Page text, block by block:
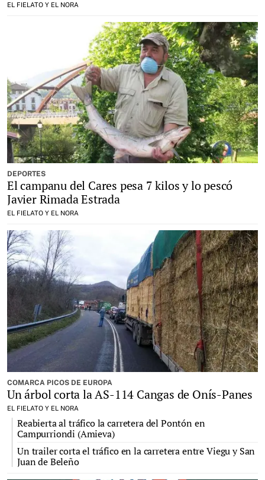
EL FIELATO Y EL NORA
DEPORTES
El campanu del Cares pesa 7 kilos y lo pescó
Javier Rimada Estrada
EL FIELATO Y EL NORA
COMARCA PICOS DE EUROPA
Un árbol corta la AS-114 Cangas de Onís-Panes
EL FIELATO Y EL NORA
Reabierta al tráfico la carretera del Pontón en
Campurriondi (Amieva)
Un trailer corta el tráfico en la carretera entre Viegu y San
Juan de Beleño